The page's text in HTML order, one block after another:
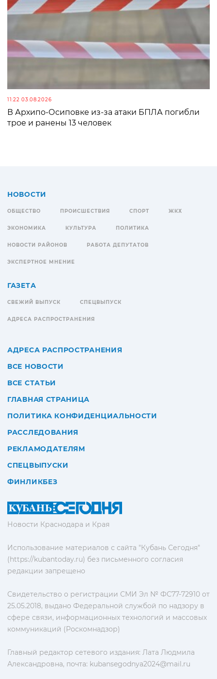
11:22 03.08.2026
В Архипо-Осиповке из-за атаки БПЛА погибли
трое и ранены 13 человек
Новости Краснодара и Края
Использование материалов с сайта "Кубань Сегодня"
(https://kubantoday.ru) без письменного согласия
редакции запрещено
Свидетельство о регистрации СМИ Эл № ФС77-72910 от
25.05.2018, выдано Федеральной службой по надзору в
сфере связи, информационных технологий и массовых
коммуникаций (Роскомнадзор)
Главный редактор сетевого издания: Лата Людмила
Александровна, почта: kubansegodnya2024@mail.ru
НОВОСТИ
ОБЩЕСТВО ПРОИСШЕСТВИЯ СПОРТ ЖКХ
ЭКОНОМИКА КУЛЬТУРА ПОЛИТИКА
НОВОСТИ РАЙОНОВ РАБОТА ДЕПУТАТОВ
ЭКСПЕРТНОЕ МНЕНИЕ
ГАЗЕТА
СВЕЖИЙ ВЫПУСК СПЕЦВЫПУСК
АДРЕСА РАСПРОСТРАНЕНИЯ
АДРЕСА РАСПРОСТРАНЕНИЯ
ВСЕ НОВОСТИ
ВСЕ СТАТЬИ
ГЛАВНАЯ СТРАНИЦА
ПОЛИТИКА КОНФИДЕНЦИАЛЬНОСТИ
РАССЛЕДОВАНИЯ
РЕКЛАМОДАТЕЛЯМ
СПЕЦВЫПУСКИ
ФИНЛИКБЕЗ